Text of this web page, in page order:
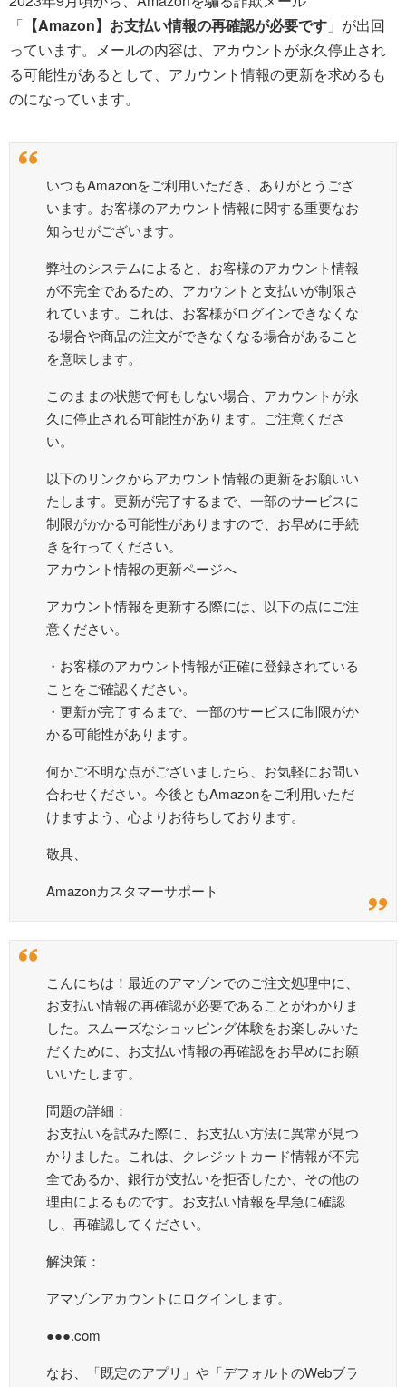
「 【Amazon】お支払い情報の再確認が必要です 」が出回
っています。メールの内容は、アカウントが永久停止され
る可能性があるとして、アカウント情報の更新を求めるも
のになっています。
いつもAmazonをご利用いただき、ありがとうござ
います。お客様のアカウント情報に関する重要なお
知らせがございます。
弊社のシステムによると、お客様のアカウント情報
が不完全であるため、アカウントと支払いが制限さ
れています。これは、お客様がログインできなくな
る場合や商品の注文ができなくなる場合があること
を意味します。
このままの状態で何もしない場合、アカウントが永
久に停止される可能性があります。ご注意くださ
い。
以下のリンクからアカウント情報の更新をお願いい
たします。更新が完了するまで、一部のサービスに
制限がかかる可能性がありますので、お早めに手続
きを行ってください。
アカウント情報の更新ページへ
アカウント情報を更新する際には、以下の点にご注
意ください。
・お客様のアカウント情報が正確に登録されている
ことをご確認ください。
・更新が完了するまで、一部のサービスに制限がか
かる可能性があります。
何かご不明な点がございましたら、お気軽にお問い
合わせください。今後ともAmazonをご利用いただ
けますよう、心よりお待ちしております。
敬具、
Amazonカスタマーサポート
こんにちは！最近のアマゾンでのご注文処理中に、
お支払い情報の再確認が必要であることがわかりま
した。スムーズなショッピング体験をお楽しみいた
だくために、お支払い情報の再確認をお早めにお願
いいたします。
問題の詳細：
お支払いを試みた際に、お支払い方法に異常が見つ
かりました。これは、クレジットカード情報が不完
全であるか、銀行が支払いを拒否したか、その他の
理由によるものです。お支払い情報を早急に確認
し、再確認してください。
解決策：
アマゾンアカウントにログインします。
●●●.com
なお、「既定のアプリ」や「デフォルトのWebブラ